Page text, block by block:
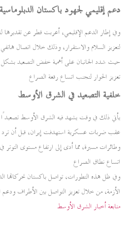
دعم إقليمي لجهود باكستان الدبلوماسية
وفي إطار الدعم الإقليمي، أعربت قطر عن تقديرها
لتعزيز السلام والاستقرار، وذلك خلال اتصال
حيث شدد الجانبان على أهمية خفض التصعيد
تعزيز الحوار لتجنب اتساع رقعة الصراع
خلفية التصعيد في الشرق الأوسط
يأتي ذلك في وقت يشهد فيه الشرق الأوسط
عقب ضربات عسكرية استهدفت إيران، قبل أن
وطائرات مسيرة، مما أدى إلى ارتفاع مستوى التوتر
اتساع نطاق الصراع
وفي ظل هذه التطورات، تواصل باكستان تحركاتها
الأزمة، من خلال تعزيز التواصل بين الأطراف ودعم
متابعة أخبار الشرق الأوسط